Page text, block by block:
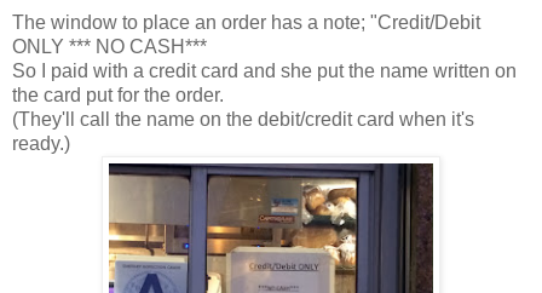
The window to place an order has a note; "Credit/Debit
ONLY *** NO CASH***
So I paid with a credit card and she put the name written on
the card put for the order.
(They'll call the name on the debit/credit card when it's
ready.)